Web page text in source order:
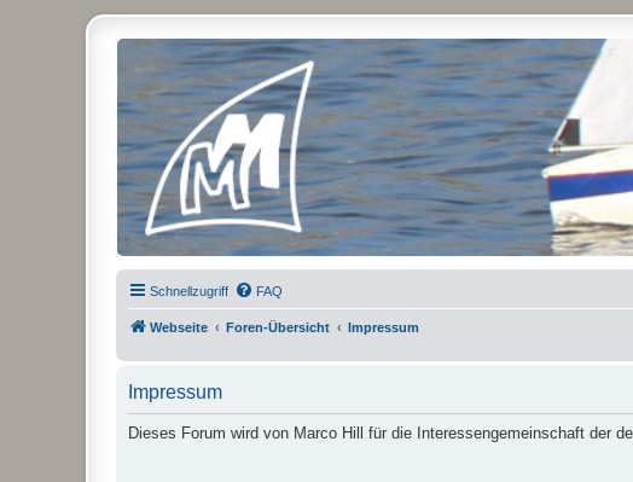
Micro Magic Forum Deutschland
Schnellzugriff FAQ
Webseite Foren-Übersicht Impressum
Impressum
Dieses Forum wird von Marco Hill für die Interessengemeinschaft der